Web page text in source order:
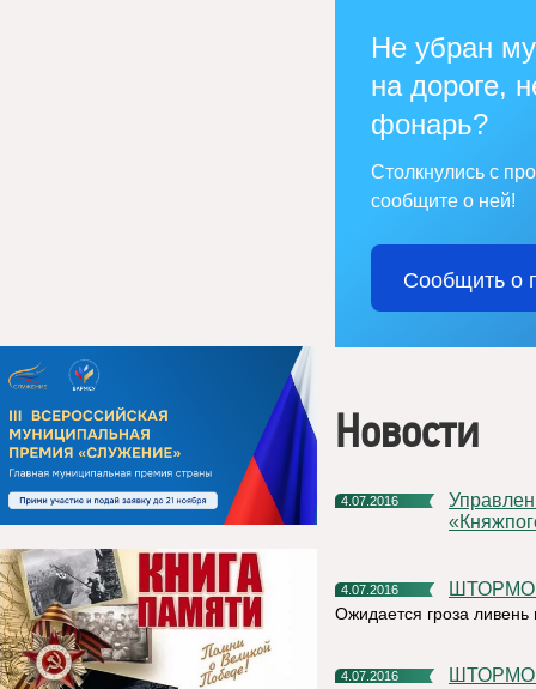
Не убран
на дороге,
фонарь?
Столкнулись с
сообщите о ней!
Сообщить о
Новости
4.07.2016
Управление образования администрации МР
4.07.2016
Ожидается гроза ливень
4.07.2016